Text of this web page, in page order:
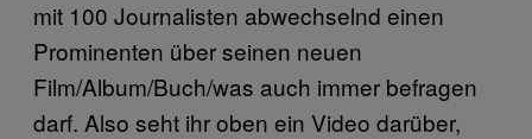
mit 100 Journalisten abwechselnd einen
Prominenten über seinen neuen
Film/Album/Buch/was auch immer befragen
darf. Also seht ihr oben ein Video darüber,